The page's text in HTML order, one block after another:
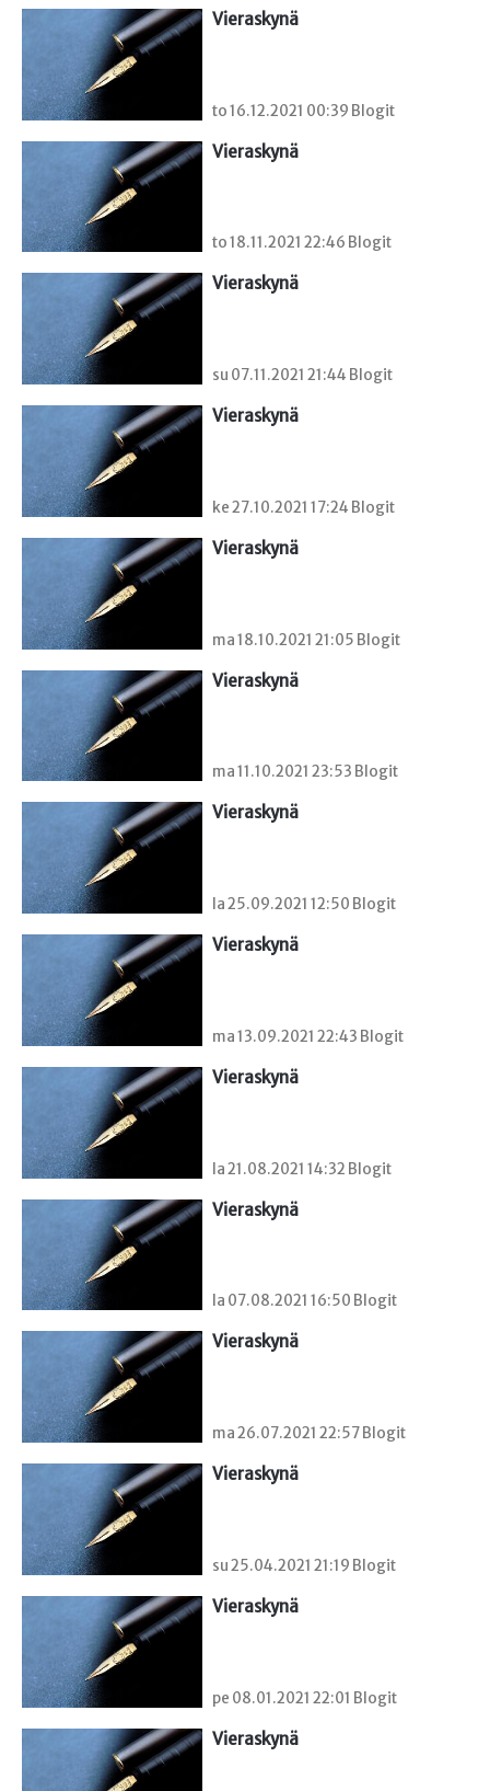
Vieraskynä
to 16.12.2021 00:39 Blogit
Vieraskynä
to 18.11.2021 22:46 Blogit
Vieraskynä
su 07.11.2021 21:44 Blogit
Vieraskynä
ke 27.10.2021 17:24 Blogit
Vieraskynä
ma 18.10.2021 21:05 Blogit
Vieraskynä
ma 11.10.2021 23:53 Blogit
Vieraskynä
la 25.09.2021 12:50 Blogit
Vieraskynä
ma 13.09.2021 22:43 Blogit
Vieraskynä
la 21.08.2021 14:32 Blogit
Vieraskynä
la 07.08.2021 16:50 Blogit
Vieraskynä
ma 26.07.2021 22:57 Blogit
Vieraskynä
su 25.04.2021 21:19 Blogit
Vieraskynä
pe 08.01.2021 22:01 Blogit
Vieraskynä